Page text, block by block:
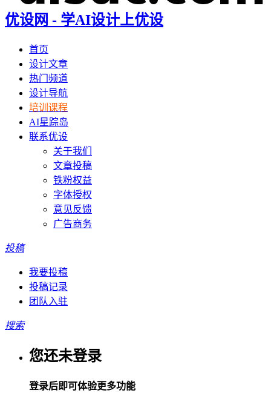
优设网 - 学AI设计上优设
首页
设计文章
热门频道
设计导航
培训课程
AI星踪岛
联系优设
关于我们
文章投稿
铁粉权益
字体授权
意见反馈
广告商务
投稿
我要投稿
投稿记录
团队入驻
搜索
您还未登录
登录后即可体验更多功能